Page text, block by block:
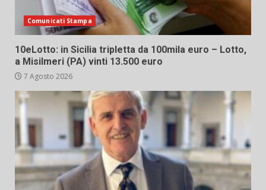
Comunicati Stampa
10eLotto: in Sicilia tripletta da 100mila euro – Lotto,
a Misilmeri (PA) vinti 13.500 euro
7 Agosto 2026